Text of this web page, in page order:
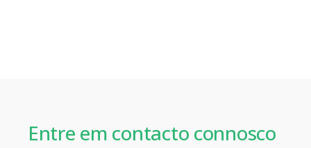
Entre em contacto connosco